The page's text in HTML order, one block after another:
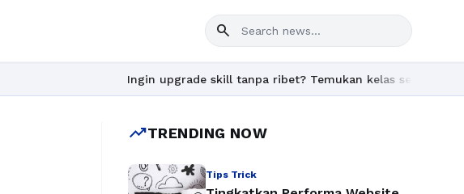
search
Ingin upgrade skill tanpa ribet? Temukan kelas seru dan materi
trending_upTRENDING NOW
Tips Trick